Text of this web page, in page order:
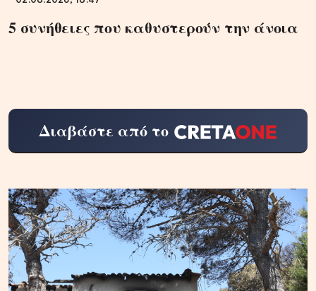
5 συνήθειες που καθυστερούν την άνοια
Διαβάστε από το